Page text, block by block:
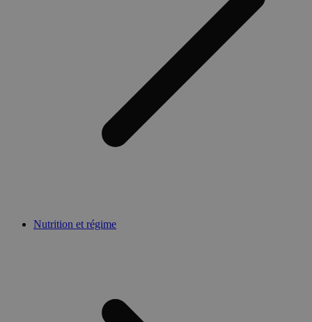
Nutrition et régime